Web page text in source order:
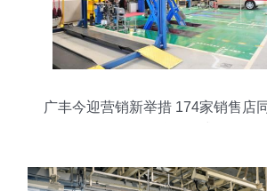
广丰今迎营销新举措 174家销售店